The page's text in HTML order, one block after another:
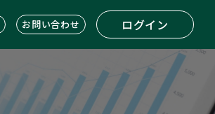
お問い合わせ ログイン